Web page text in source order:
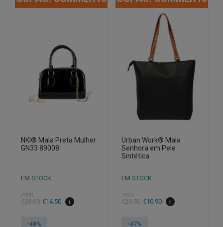
NKI® Mala Preta Mulher
GN33 89008
EM STOCK
PVPR
€28.00
O
original
€14.50
O
atual
-48%
Urban Work® Mala
Senhora em Pele
Sintética
EM STOCK
PVPR
€20.50
O
original
€10.90
O
atual
-47%